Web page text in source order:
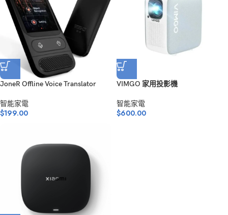
JoneR Offline Voice Translator
智能家電
$199.00
VIMGO 家用投影機
智能家電
$600.00